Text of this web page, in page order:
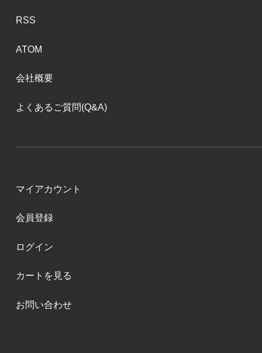
RSS
ATOM
会社概要
よくあるご質問(Q&A)
マイアカウント
会員登録
ログイン
カートを見る
お問い合わせ